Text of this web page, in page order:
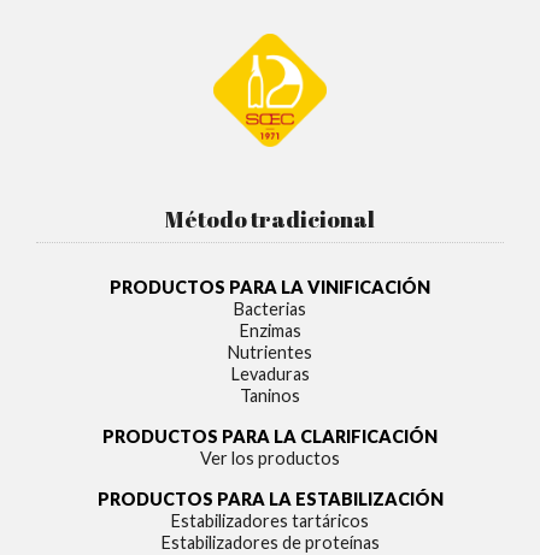
Método tradicional
PRODUCTOS PARA LA VINIFICACIÓN
Bacterias
Enzimas
Nutrientes
Levaduras
Taninos
PRODUCTOS PARA LA CLARIFICACIÓN
Ver los productos
PRODUCTOS PARA LA ESTABILIZACIÓN
Estabilizadores tartáricos
Estabilizadores de proteínas